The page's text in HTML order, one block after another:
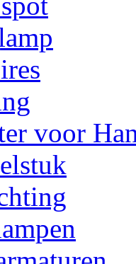
voor